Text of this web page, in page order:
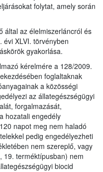
folytat, amely során
által az élelmiszerláncról és
évi XLVI. törvényben
gyakorlása.
kérelmére a 128/2009.
foglaltaknak
a közösségi
az állategészségügyi
forgalmazását,
hozatali engedély
napot meg nem haladó
pedig engedélyezheti
nem szereplő, vagy
19. terméktípusban) nem
biocid